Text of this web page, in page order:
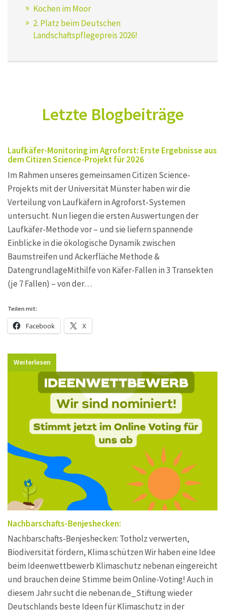
Kochen im Moor
2. Platz beim Deutschen
Landschaftspflegepreis 2026!
Letzte Blogbeiträge
Laufkäfer-Monitoring im Agroforst: Erste Ergebnisse aus
dem Citizen Science-Projekt für 2026
Im Rahmen unseres gemeinsamen Citizen Science-
Projekts mit der Universität Münster haben wir die
Verteilung von Laufkäfern in Agroforst-Systemen
untersucht. Nun liegen die ersten Auswertungen der
Laufkäfer-Methode vor – und sie liefern spannende
Einblicke in die ökologische Dynamik zwischen
Baumstreifen und Ackerfläche Methode &
DatengrundlageMithilfe von Käfer-Fallen in 3 Transekten
(je 7 Fallen) – von der…
Teilen mit:
Facebook X
Weiterlesen
Nachbarschafts-Benjeshecken:
Nachbarschafts-Benjeshecken: Totholz verwerten,
Biodiversität fördern, Klima schützen Wir haben eine Idee
beim Ideenwettbewerb Klimaschutz nebenan eingereicht
und brauchen deine Stimme beim Online-Voting! Auch in
diesem Jahr sucht die nebenan.de_Stiftung wieder
Deutschlands beste Ideen für Klimaschutz in der